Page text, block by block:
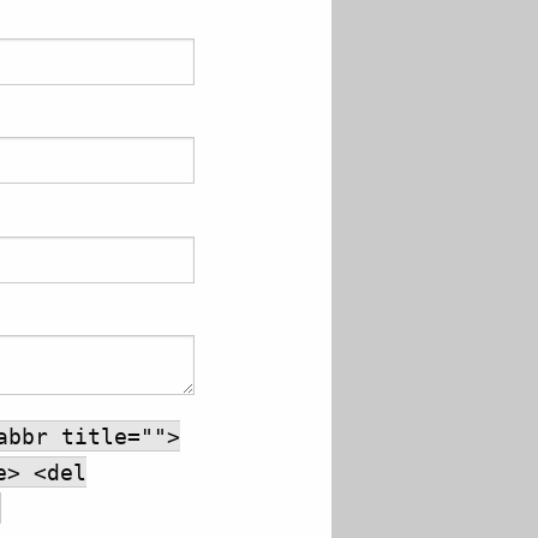
title="">
<del